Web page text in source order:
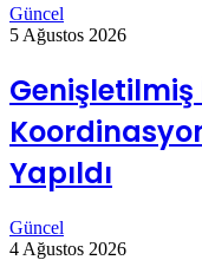
Güncel
5 Ağustos 2026
Genişletilmiş
Yapıldı
Güncel
4 Ağustos 2026